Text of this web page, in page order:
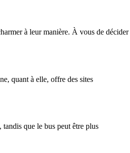
à leur manière. À vous de décider
quant à elle, offre des sites
que le bus peut être plus